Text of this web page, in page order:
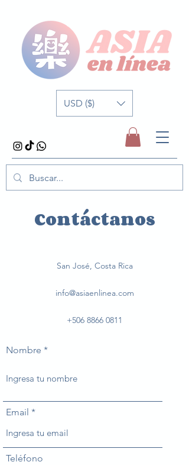
USD ($)
Contáctanos
San José, Costa Rica
info@asiaenlinea.com
+506 8866 0811
Nombre
Email
Teléfono